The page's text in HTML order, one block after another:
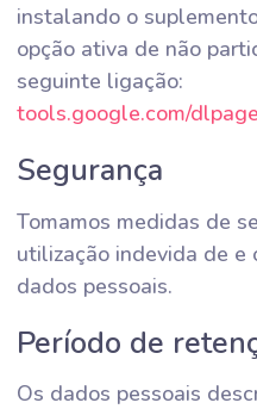
instalando o
opção ativa de não
seguinte ligação:
tools.google.com/
Segurança
Tomamos medidas de
utilização indevida de e
dados pessoais.
Período de
Os dados pessoais